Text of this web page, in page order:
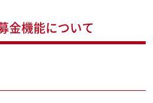
金機能について